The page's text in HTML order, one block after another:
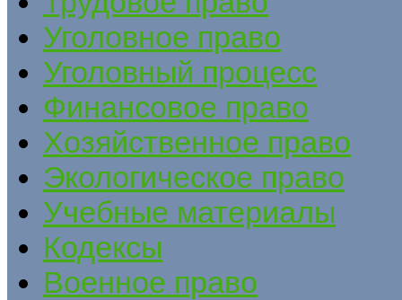
Уголовное право
Уголовный процесс
Финансовое право
Хозяйственное право
Экологическое право
Учебные материалы
Кодексы
Военное право